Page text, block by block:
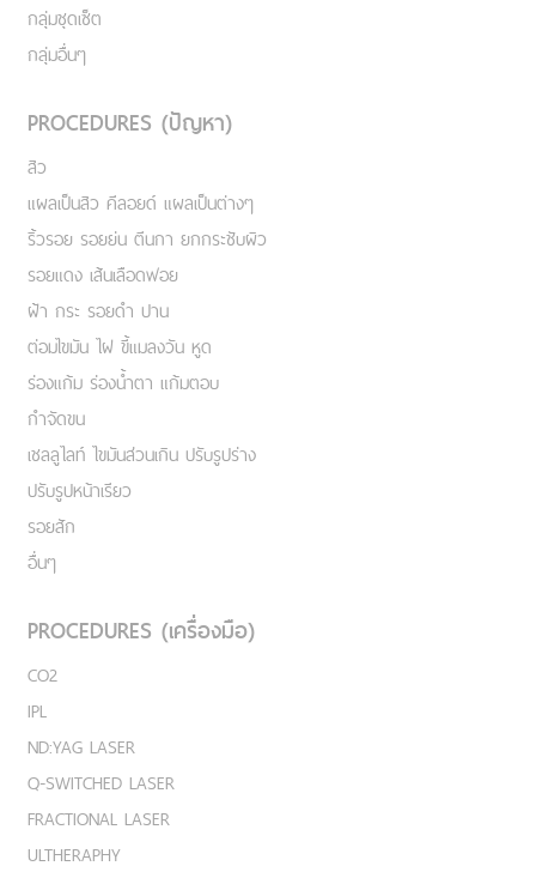
กลุ่มชุดเซ็ต
กลุ่มอื่นๆ
PROCEDURES (ปัญหา)
สิว
แผลเป็นสิว คีลอยด์ แผลเป็นต่างๆ
ริ้วรอย รอยย่น ตีนกา ยกกระชับผิว
รอยแดง เส้นเลือดฟอย
ฝ้า กระ รอยดำ ปาน
ต่อมไขมัน ไฝ ขี้แมลงวัน หูด
ร่องแก้ม ร่องน้ำตา แก้มตอบ
กำจัดขน
เชลลูไลท์ ไขมันส่วนเกิน ปรับรูปร่าง
ปรับรูปหน้าเรียว
รอยสัก
อื่นๆ
PROCEDURES (เครื่องมือ)
CO2
IPL
ND:YAG LASER
Q-SWITCHED LASER
FRACTIONAL LASER
ULTHERAPHY